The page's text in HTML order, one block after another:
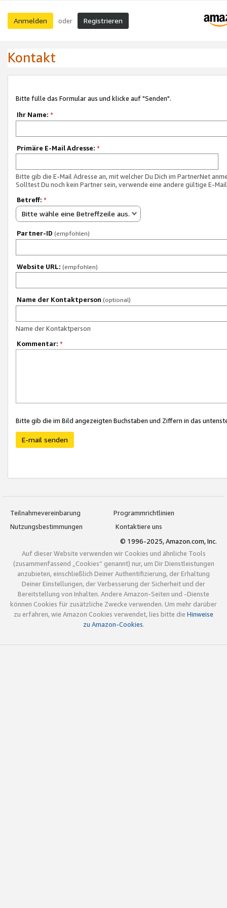
Anmelden oder Registrieren
Kontakt
Bitte fülle das Formular aus und klicke auf "Senden".
Ihr Name: *
Primäre E-Mail Adresse: *
Bitte gib die E-Mail Adresse an, mit welcher Du Dich im PartnerNet
Solltest Du noch kein Partner sein, verwende eine andere gültige E-
Betreff: *
Bitte wähle eine Betreffzeile aus.
Partner-ID (empfohlen)
Website URL: (empfohlen)
Name der Kontaktperson (optional)
Name der Kontaktperson
Kommentar: *
Bitte gib die im Bild angezeigten Buchstaben und Ziffern in das
E-mail senden
Teilnahmevereinbarung
Programmrichtlinien
Nutzungsbestimmungen
Kontaktiere uns
© 1996-2025, Amazon.com, Inc.
Auf dieser Website verwenden wir Cookies und ähnliche Tools
(zusammenfassend „Cookies“ genannt) nur, um Dir Dienstleistungen
anzubieten, einschließlich Deiner Authentifizierung, der Erhaltung
Deiner Einstellungen, der Verbesserung der Sicherheit und der
Bereitstellung von Inhalten. Andere Amazon-Seiten und -Dienste
können Cookies für zusätzliche Zwecke verwenden. Um mehr darüber
zu erfahren, wie Amazon Cookies verwendet, lies bitte die Hinweise
zu Amazon-Cookies.